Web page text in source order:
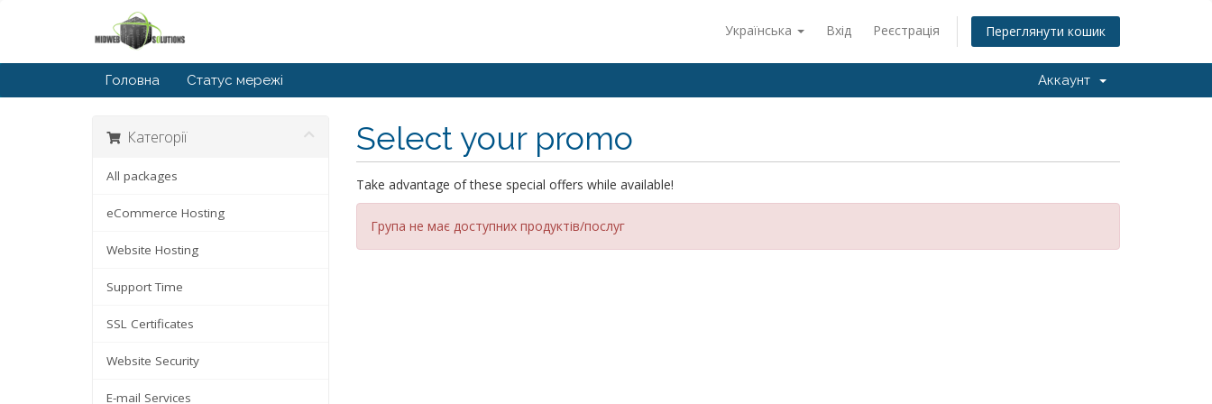
Українська Вхід Реєстрація Переглянути кошик
Головна Статус мережі Аккаунт
Категорії
All packages
eCommerce Hosting
Website Hosting
Support Time
SSL Certificates
Website Security
E-mail Services
Select your promo
Take advantage of these special offers while available!
Група не має доступних продуктів/послуг